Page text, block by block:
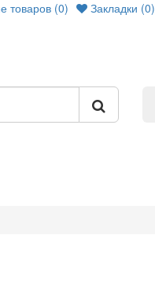
товаров (0) Закладки (0)